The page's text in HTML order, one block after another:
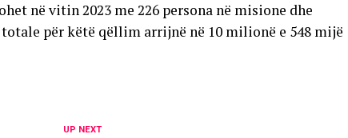
në vitin 2023 me 226 persona në misione dhe
për këtë qëllim arrijnë në 10 milionë e 548 mijë
UP NEXT